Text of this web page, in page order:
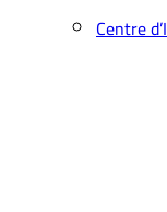
Centre